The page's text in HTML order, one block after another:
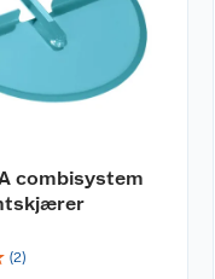
combisystem
(2)